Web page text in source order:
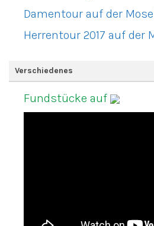
Damentour auf der
Herrentour 2017 auf der
Verschiedenes
Fundstücke auf